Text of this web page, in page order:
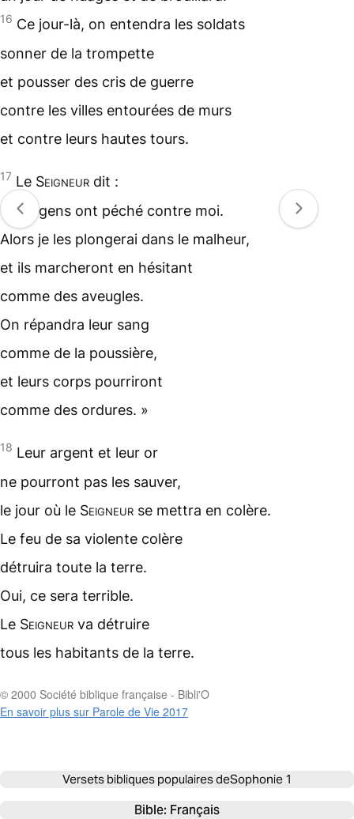
16 Ce jour-là, on entendra les soldats
sonner de la trompette
et pousser des cris de guerre
contre les villes entourées de murs
et contre leurs hautes tours.
17 Le Seigneur dit :
« Les gens ont péché contre moi.
Alors je les plongerai dans le malheur,
et ils marcheront en hésitant
comme des aveugles.
On répandra leur sang
comme de la poussière,
et leurs corps pourriront
comme des ordures. »
18 Leur argent et leur or
ne pourront pas les sauver,
le jour où le Seigneur se mettra en colère.
Le feu de sa violente colère
détruira toute la terre.
Oui, ce sera terrible.
Le Seigneur va détruire
tous les habitants de la terre.
© 2000 Société biblique française - Bibli'O
En savoir plus sur Parole de Vie 2017
Versets bibliques populaires deSophonie 1
Bible: Français